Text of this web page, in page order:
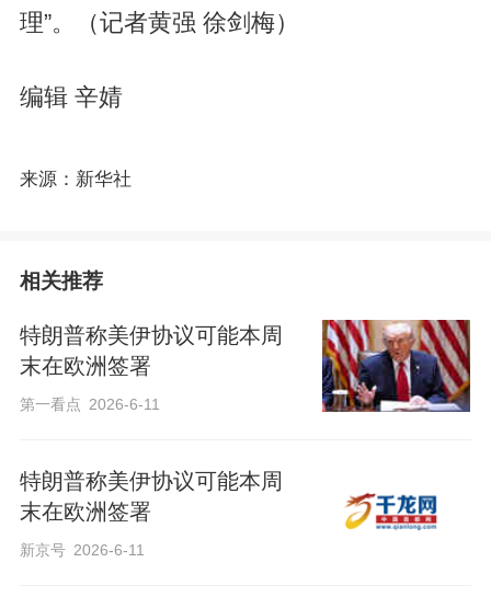
理”。（记者黄强 徐剑梅）
编辑 辛婧
来源：新华社
相关推荐
特朗普称美伊协议可能本周
末在欧洲签署
第一看点 2026-6-11
特朗普称美伊协议可能本周
末在欧洲签署
新京号 2026-6-11